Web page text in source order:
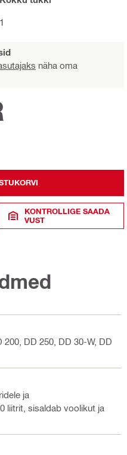
1
näha oma
KONTROLLIGE SAADA
VUST
200, DD 250, DD 30-W, DD
ja
liitrit, sisaldab voolikut ja